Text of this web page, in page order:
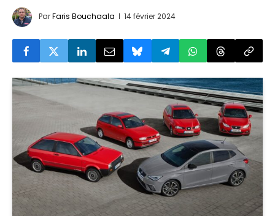
ParFaris Bouchaala 14 février 2024